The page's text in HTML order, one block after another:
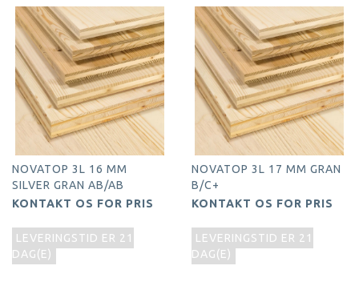
NOVATOP 3L 16 MM
SILVER GRAN AB/AB
KONTAKT OS FOR PRIS
LEVERINGSTID ER 21
DAG(E)
NOVATOP 3L 17 MM GRAN
B/C+
KONTAKT OS FOR PRIS
LEVERINGSTID ER 21
DAG(E)